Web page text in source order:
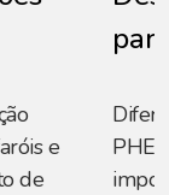
e
de